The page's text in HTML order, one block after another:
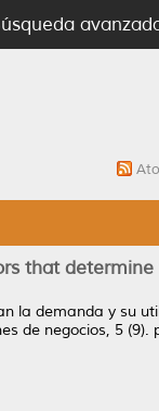
that
la demanda y su
de negocios, 5 (9).